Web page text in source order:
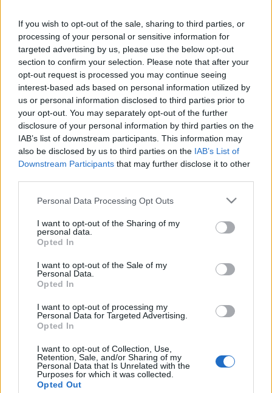
If you wish to opt-out of the sale, sharing to third parties, or
processing of your personal or sensitive information for
targeted advertising by us, please use the below opt-out
section to confirm your selection. Please note that after your
opt-out request is processed you may continue seeing
interest-based ads based on personal information utilized by
us or personal information disclosed to third parties prior to
your opt-out. You may separately opt-out of the further
disclosure of your personal information by third parties on the
IAB’s list of downstream participants. This information may
also be disclosed by us to third parties on the IAB’s List of
Downstream Participants that may further disclose it to other
Please note that this website/app uses one or more Google
not limited to your visit or usage behaviour. You may click to
grant or deny consent to Google and its third-party tags to
use your data for below specified purposes in below Google
consent section.
Personal Data Processing Opt Outs
I want to opt-out of the Sharing of my
personal data.
Opted In
I want to opt-out of the Sale of my
Personal Data.
Opted In
I want to opt-out of processing my
Personal Data for Targeted Advertising.
Opted In
I want to opt-out of Collection, Use,
Retention, Sale, and/or Sharing of my
Personal Data that Is Unrelated with the
Purposes for which it was collected.
Opted Out
Ritmus és hang•2024. november 05.
A hazai népzenei szcénában nagyon kevés dolog
ragadott meg és foglalkoztatott annyira az utóbbi
néhány évben, mint Redő Júlia, „Jössz táncolni!” című
vizsgafilmje. Mindössze 30 perc az egész és ebben a
fél órában rengeteg réteg, kapcsolódás, gondolat
sűrűsödik, de mindez nem nyom agyon, hanem
behúz…
Szépség – csak haladóknak! Kallós
Zoltán fotói és énekei
Fehér Anikó•2020. december 02.